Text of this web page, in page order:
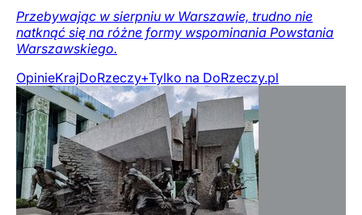
Przebywając w sierpniu w Warszawie, trudno nie
natknąć się na różne formy wspominania Powstania
Warszawskiego.
OpinieKrajDoRzeczy+Tylko na DoRzeczy.pl